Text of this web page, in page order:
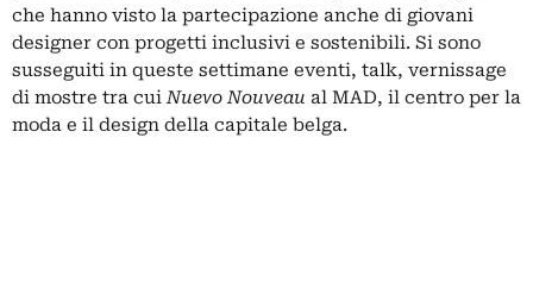
che hanno visto la partecipazione anche di giovani
designer con progetti inclusivi e sostenibili. Si sono
susseguiti in queste settimane eventi, talk, vernissage
di mostre tra cuiNuevo Nouveau al MAD, il centro per la
moda e il design della capitale belga.